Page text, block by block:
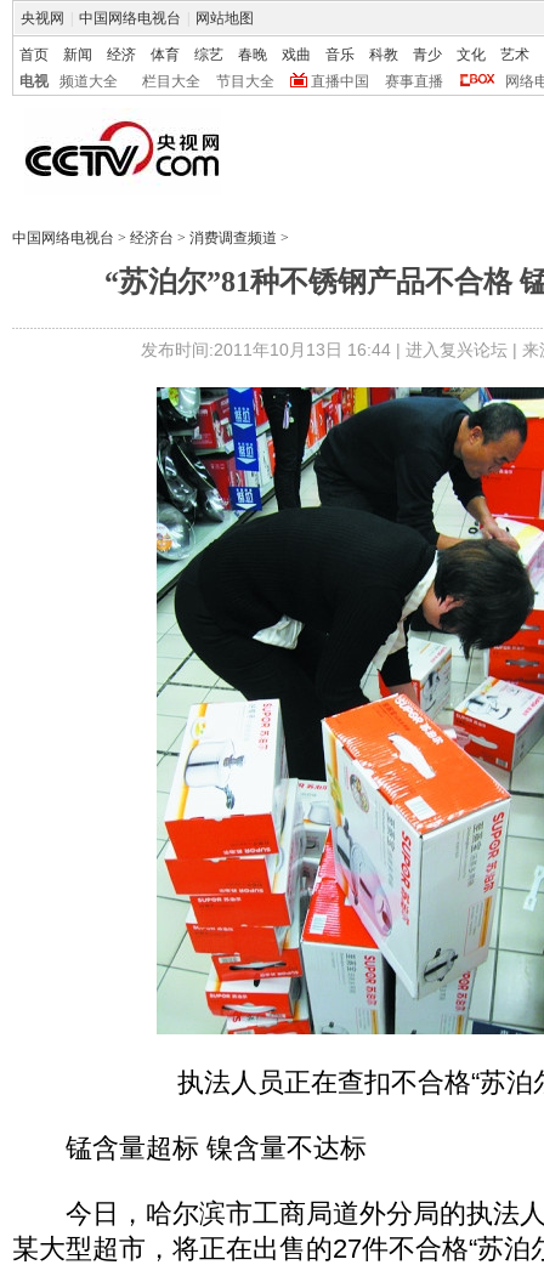
央视网 中国网络电视台 网站地图
首页 新闻 经济 体育 综艺 春晚 戏曲 音乐 科教 青少 文化
艺术
电视
频道大全 栏目大全 节目大全 直播中国 赛事直播 网络
中国网络电视台 > 经济台 > 消费调查频道 >
“苏泊尔”81种不锈钢产品不合格
发布时间:2011年10月13日 16:44 | 进入复兴论坛| 来
执法人员正在查扣不合格“苏泊
锰含量超标 镍含量不达标
今日，哈尔滨市工商局道外分局的执法
某大型超市，将正在出售的27件不合格“苏泊